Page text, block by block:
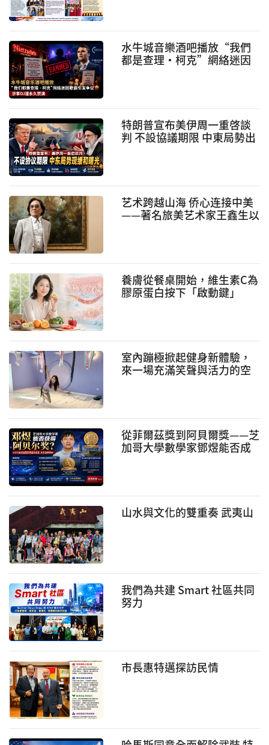
水牛城音樂酒吧播放“我們
都是查理·柯克”網絡迷因
特朗普宣布美伊周一重啓談
判 不設協議期限 中東局勢出
艺术跨越山海 侨心连接中美
——著名旅美艺术家王鑫生以
養膚從餐桌開始，維生素C為
膠原蛋白按下「啟動鍵」
室內蹦極掀起健身新體驗，
來一場充滿笑聲與活力的空
從菲爾茲獎到阿貝爾獎——芝
加哥大學數學家鄧煜能否成
山水與文化的雙重奏 武夷山
我們為共建 Smart 社區共同
努力
市長惠特邁探訪民情